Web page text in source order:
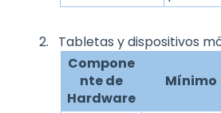
Tabletas y dispositivos
Compone
nte de
Hardware
Mínimo